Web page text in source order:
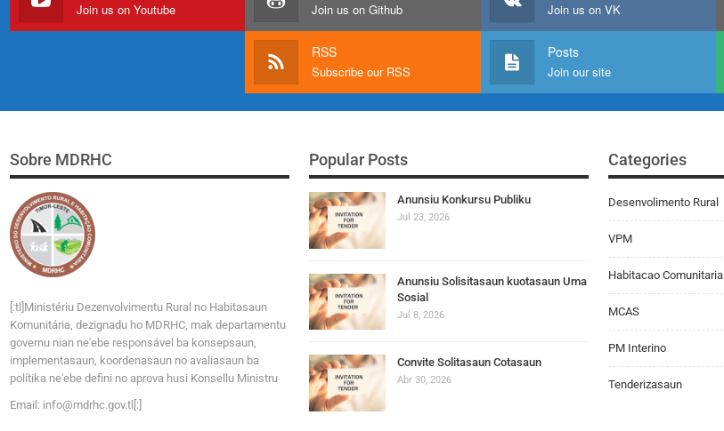
Join us on Youtube Join us on Github Join us on VK
RSS
Subscribe our RSS
Posts
Join our site
Sobre MDRHC
[:tl]Ministériu Dezenvolvimentu Rural no Habitasaun
Komunitária, dezignadu ho MDRHC, mak departamentu
governu nian ne'ebe responsável ba konsepsaun,
implementasaun, koordenasaun no avaliasaun ba
polítika ne'ebe defini no aprova husi Konsellu Ministru
Email: info@md rhc.gov.tl[:]
Popular Posts
Anunsiu Konkursu Publiku
Jul 23, 2026
Anunsiu Solisitasaun kuotasaun Uma
Sosial
Jul 8, 2026
Convite Solitasaun Cotasaun
Abr 30, 2026
Categories
Desenvolimento Rural
VPM
Habitacao Comunitaria
MCAS
PM Interino
Tenderizasaun